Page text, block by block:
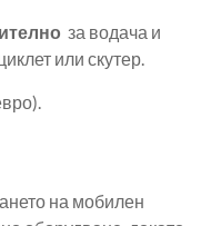
за водача и
или скутер.
на мобилен